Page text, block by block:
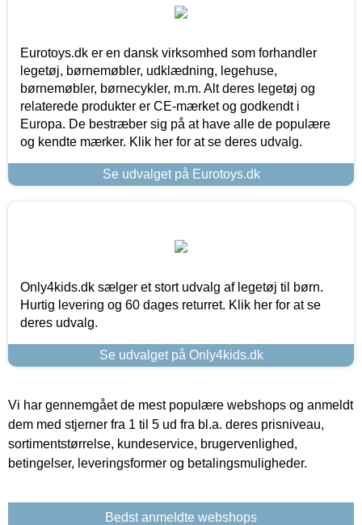
Eurotoys.dk er en dansk virksomhed som forhandler
legetøj, børnemøbler, udklædning, legehuse,
børnemøbler, børnecykler, m.m. Alt deres legetøj og
relaterede produkter er CE-mærket og godkendt i
Europa. De bestræber sig på at have alle de populære
og kendte mærker. Klik her for at se deres udvalg.
Se udvalget på Eurotoys.dk
Only4kids.dk sælger et stort udvalg af legetøj til børn.
Hurtig levering og 60 dages returret. Klik her for at se
deres udvalg.
Se udvalget på Only4kids.dk
Vi har gennemgået de mest populære webshops og anmeldt
dem med stjerner fra 1 til 5 ud fra bl.a. deres prisniveau,
sortimentstørrelse, kundeservice, brugervenlighed,
betingelser, leveringsformer og betalingsmuligheder.
Bedst anmeldte webshops